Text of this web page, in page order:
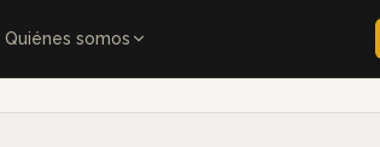
Quiénes somos